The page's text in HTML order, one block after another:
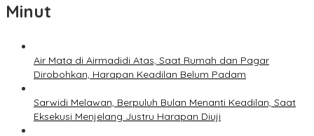
Minut
Air Mata di Airmadidi Atas, Saat Rumah dan Pagar
Dirobohkan, Harapan Keadilan Belum Padam
Sarwidi Melawan, Berpuluh Bulan Menanti Keadilan, Saat
Eksekusi Menjelang Justru Harapan Diuji